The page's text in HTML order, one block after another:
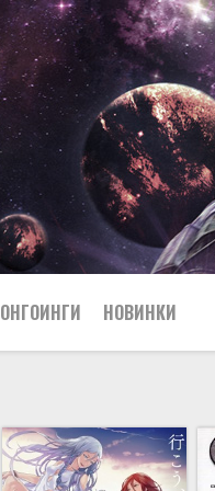
Боевые искусства
Вампиры
ОНГОИНГИ НОВИНКИ